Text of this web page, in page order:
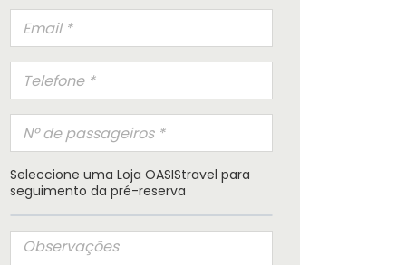
Seleccione uma Loja OASIStravel para
seguimento da pré-reserva